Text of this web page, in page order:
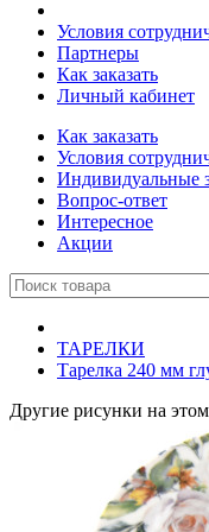
Условия
Партнеры
Как заказать
Личный кабинет
Как заказать
Условия
Индивидуальные
Вопрос-ответ
Интересное
Акции
ТАРЕЛКИ
Тарелка 240 мм
Другие рисунки на